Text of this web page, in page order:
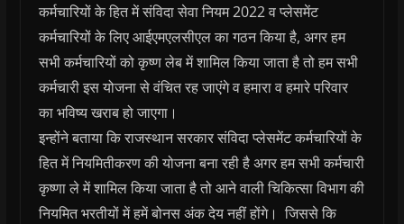
कर्मचारियों के हित में संविदा सेवा नियम 2022 व प्लेसमेंट
कर्मचारियों के लिए आईएमएलसीएल का गठन किया है, अगर हम
सभी कर्मचारियों को कृष्ण लेब में शामिल किया जाता है तो हम सभी
कर्मचारी इस योजना से वंचित रह जाएंगे व हमारा व हमारे परिवार
का भविष्य खराब हो जाएगा।
इन्होंने बताया कि राजस्थान सरकार संविदा प्लेसमेंट कर्मचारियों के
हित में नियमितीकरण की योजना बना रही है अगर हम सभी कर्मचारी
कृष्णा ले में शामिल किया जाता है तो आने वाली चिकित्सा विभाग की
नियमित भरतीयों में हमें बोनस अंक देय नहीं होंगे। जिससे कि